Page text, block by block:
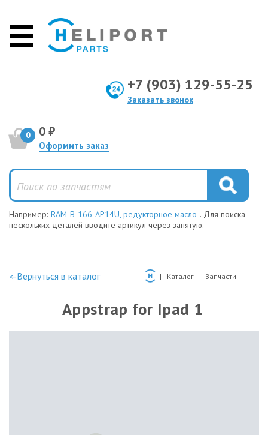
+7 (903) 129-55-25
Заказать звонок
0 0 ₽
Оформить заказ
Например: RAM-B-166-AP14U, редукторное масло . Для поиска
нескольких деталей вводите артикул через запятую.
—Вернуться в каталог Каталог Запчасти
Appstrap for Ipad 1